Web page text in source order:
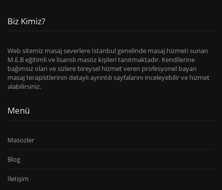
Biz Kimiz?
Web sitemiz masaj severlere İstanbul genelinde masaj hizmeti sunan
M.E.B eğitimli ve lisanslı masöz kişileri tanıtmaktadır. Kendilerine
bağımsız olan ve sizlere bireysel hizmet veren profesyonel bayan
masaj terapistlerinin detaylı ayrıntılı sayfalarını inceleyebilir ve hizmet
alabilirsiniz.
Menü
Masozler
Blog
İletişim